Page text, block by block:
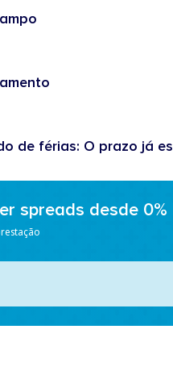
de férias: O prazo já
spreads desde 0%